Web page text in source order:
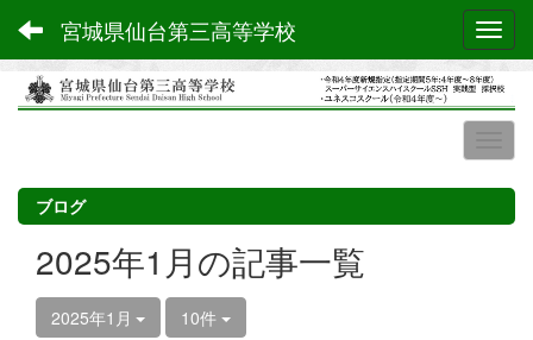
宮城県仙台第三高等学校
ブログ
2025年1月の記事一覧
2025年1月 10件